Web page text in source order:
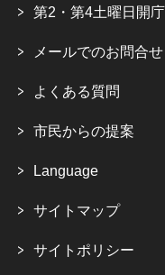
第2・第4土曜日開庁
メールでのお問合せ
よくある質問
市民からの提案
Language
サイトマップ
サイトポリシー